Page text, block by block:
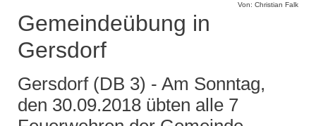
Von: Christian Falk
Gemeindeübung in
Gersdorf
Gersdorf (DB 3) - Am Sonntag,
den 30.09.2018 übten alle 7